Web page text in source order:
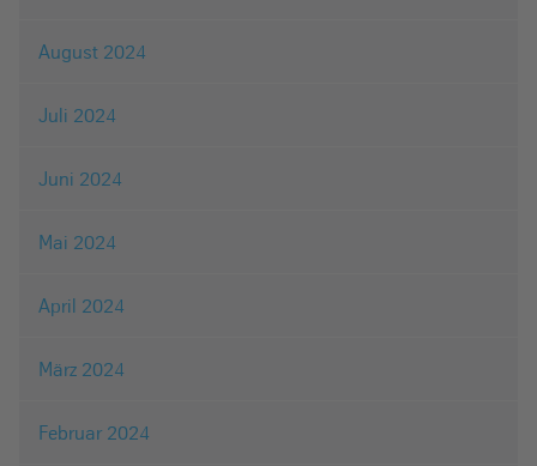
August 2024
Juli 2024
Juni 2024
Mai 2024
April 2024
März 2024
Februar 2024